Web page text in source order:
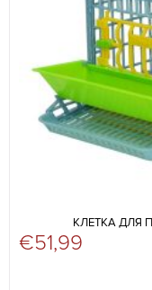
КЛЕТКА ДЛЯ
€51,99